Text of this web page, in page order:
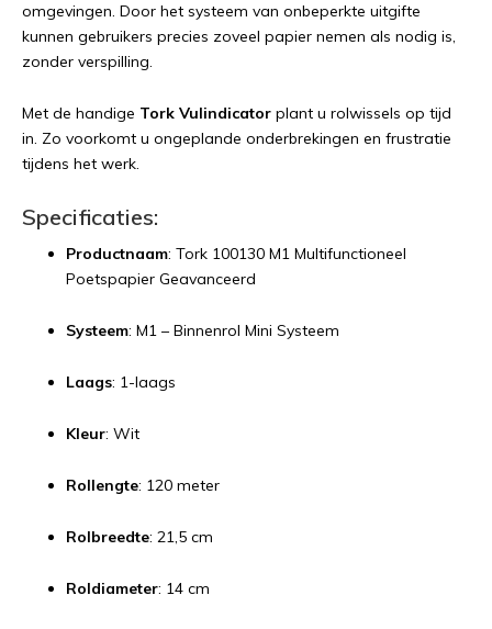
omgevingen. Door het systeem van onbeperkte uitgifte
kunnen gebruikers precies zoveel papier nemen als nodig is,
zonder verspilling.
Met de handige Tork Vulindicator plant u rolwissels op tijd
in. Zo voorkomt u ongeplande onderbrekingen en frustratie
tijdens het werk.
Specificaties:
Productnaam: Tork 100130 M1 Multifunctioneel
Poetspapier Geavanceerd
Systeem: M1 – Binnenrol Mini Systeem
Laags: 1-laags
Kleur: Wit
Rollengte: 120 meter
Rolbreedte: 21,5 cm
Roldiameter: 14 cm